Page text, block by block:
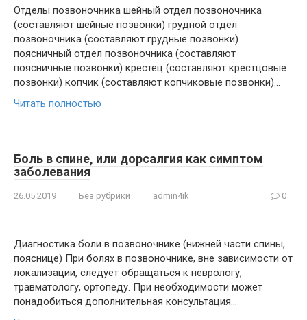
Отделы позвоночника шейный отдел позвоночника
(составляют шейные позвонки) грудной отдел
позвоночника (составляют грудные позвонки)
поясничный отдел позвоночника (составляют
поясничные позвонки) крестец (составляют крестцовые
позвонки) копчик (составляют копчиковые позвонки)…
Читать полностью
Боль в спине, или дорсалгия как симптом
заболевания
26.05.2019 Без рубрики admin4ik 0
Диагностика боли в позвоночнике (нижней части спины,
пояснице) При болях в позвоночнике, вне зависимости от
локализации, следует обращаться к неврологу,
травматологу, ортопеду. При необходимости может
понадобиться дополнительная консультация…